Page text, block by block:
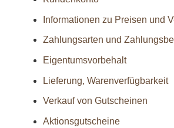
Informationen zu Preisen und
Zahlungsarten und
Eigentumsvorbehalt
Lieferung, Warenverfügbarkeit
Verkauf von Gutscheinen
Aktionsgutscheine